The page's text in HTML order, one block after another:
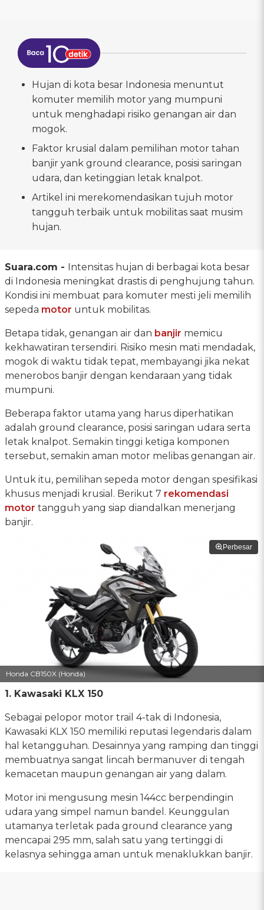
Hujan di kota besar Indonesia menuntut
komuter memilih motor yang mumpuni
untuk menghadapi risiko genangan air dan
mogok.
Faktor krusial dalam pemilihan motor tahan
banjir yank ground clearance, posisi saringan
udara, dan ketinggian letak knalpot.
Artikel ini merekomendasikan tujuh motor
tangguh terbaik untuk mobilitas saat musim
hujan.
Suara.com - Intensitas hujan di berbagai kota besar
di Indonesia meningkat drastis di penghujung tahun.
Kondisi ini membuat para komuter mesti jeli memilih
sepeda motor untuk mobilitas.
Betapa tidak, genangan air dan banjir memicu
kekhawatiran tersendiri. Risiko mesin mati mendadak,
mogok di waktu tidak tepat, membayangi jika nekat
menerobos banjir dengan kendaraan yang tidak
mumpuni.
Beberapa faktor utama yang harus diperhatikan
adalah ground clearance, posisi saringan udara serta
letak knalpot. Semakin tinggi ketiga komponen
tersebut, semakin aman motor melibas genangan air.
Untuk itu, pemilihan sepeda motor dengan spesifikasi
khusus menjadi krusial. Berikut 7 rekomendasi
motor tangguh yang siap diandalkan menerjang
banjir.
Perbesar
Honda CB150X (Honda)
1. Kawasaki KLX 150
Sebagai pelopor motor trail 4-tak di Indonesia,
Kawasaki KLX 150 memiliki reputasi legendaris dalam
hal ketangguhan. Desainnya yang ramping dan tinggi
membuatnya sangat lincah bermanuver di tengah
kemacetan maupun genangan air yang dalam.
Motor ini mengusung mesin 144cc berpendingin
udara yang simpel namun bandel. Keunggulan
utamanya terletak pada ground clearance yang
mencapai 295 mm, salah satu yang tertinggi di
kelasnya sehingga aman untuk menaklukkan banjir.